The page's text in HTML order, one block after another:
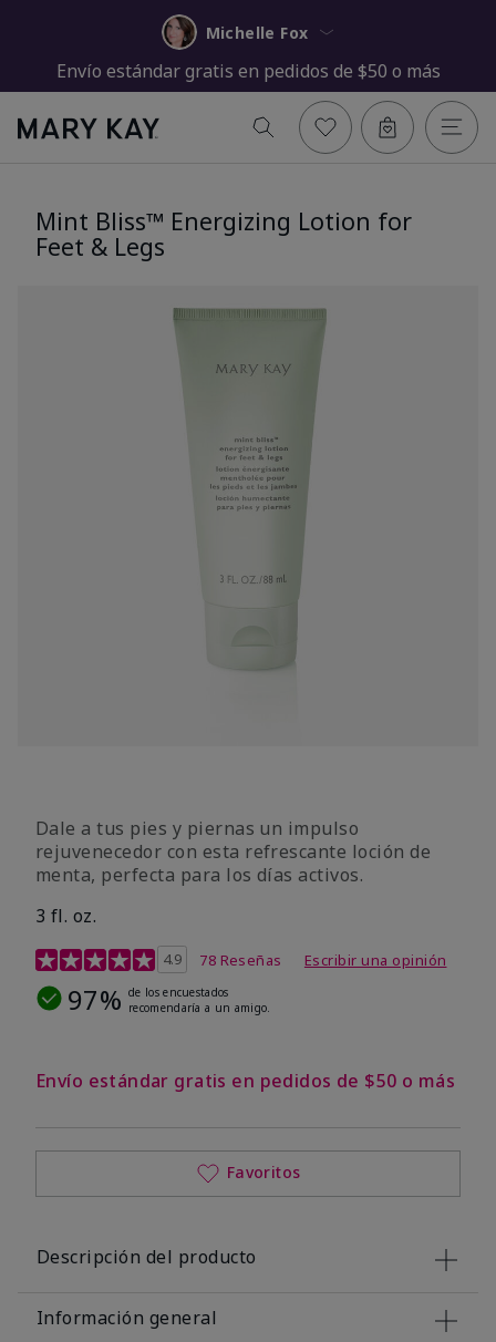
Michelle Fox
Envío estándar gratis en pedidos de $50 o más
Mint Bliss™ Energizing Lotion for
Feet & Legs
Dale a tus pies y piernas un impulso
rejuvenecedor con esta refrescante loción de
menta, perfecta para los días activos.
3 fl. oz.
Calificación de clientes de 3,4 de 5
4.9 78 Reseñas Escribir una opinión
97% de los encuestados
recomendaría a un amigo.
Envío estándar gratis en pedidos de $50 o más
Favoritos
Descripción del producto
Información general